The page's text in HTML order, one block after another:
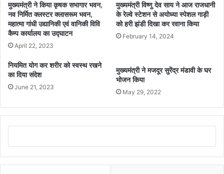
मुख्यमंत्री ने किया कृषक सभागार भवन,
नव निर्मित क्लस्टर क्लासरूम भवन,
महात्मा गांधी उद्यानिकी एवं वानिकी विवि
कैम्प कार्यालय का उद्घाटन
April 22, 2023
मुख्यमंत्री विष्णु देव साय ने आज राजधानी
के रेल्वे स्टेशन से अयोध्या स्पेशल गाड़ी
को हरी झंडी दिखा कर रवाना किया
February 14, 2024
नियमित योग कर शरीर को स्वस्थ रखने
का दिया संदेश
June 21, 2023
मुख्यमंत्री ने मजदूर सुरेंद्र मंडावी के घर
भोजन किया
May 29, 2022